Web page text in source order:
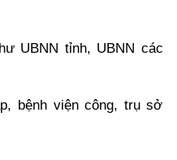
UBNN tỉnh, UBNN các
bệnh viện công, trụ sở